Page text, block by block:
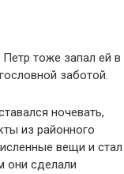
тоже запал ей в
заботой.
ночевать,
из районного
вещи и стал
они сделали